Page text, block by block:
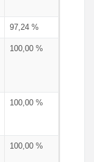
97,24 %
100,00 %
100,00 %
100,00 %